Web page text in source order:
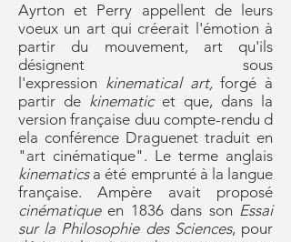
Ayrton et Perry appellent de leurs
voeux un art qui créerait l'émotion à
partir du mouvement, art qu'ils
désignent sous
l'expression kinematical art,forgé à
partir de kinematic et que, dans la
version française duu compte-rendu d
ela conférence Draguenet traduit en
"art cinématique". Le terme anglais
kinematicsa été emprunté à la langue
française. Ampère avait proposé
cinématiqueen 1836 dans son Essai
sur la Philosophie des Sciences, pour